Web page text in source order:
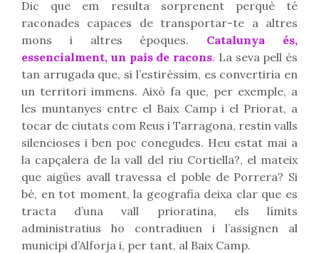
Dic que em resulta sorprenent perquè té
raconades capaces de transportar-te a altres
mons i altres èpoques. Catalunya és,
essencialment, un país de racons. La seva pell és
tan arrugada que, si l’estiréssim, es convertiria en
un territori immens. Això fa que, per exemple, a
les muntanyes entre el Baix Camp i el Priorat, a
tocar de ciutats com Reus i Tarragona, restin valls
silencioses i ben poc conegudes. Heu estat mai a
la capçalera de la vall del riu Cortiella?, el mateix
que aigües avall travessa el poble de Porrera? Si
bé, en tot moment, la geografia deixa clar que es
tracta d’una vall prioratina, els límits
administratius ho contradiuen i l’assignen al
municipi d’Alforja i, per tant, al Baix Camp.